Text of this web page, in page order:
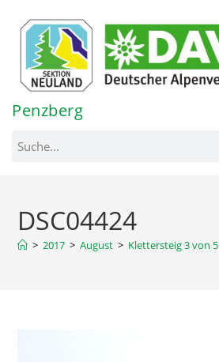
springen
Penzberg
DSC04424
> 2017 > August > Klettersteig 3 von 5